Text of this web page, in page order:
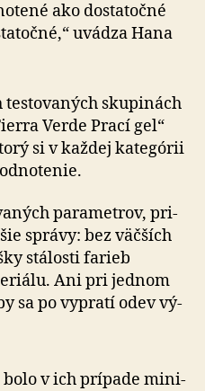
ako dosta­točné
uvádza Hana
testovaných skupinách
Verde Prací gel“
si v kaž­dej kate­górii
parametrov, pri­
správy: bez väč­ších
stá­losti farieb
Ani pri jed­nom
sa po vypratí odev vý­
bolo v ich prípade mini­